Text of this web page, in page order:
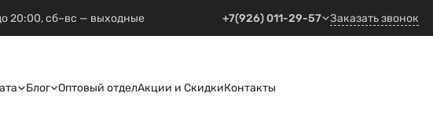
20:00, сб–вс — выходные +7(926) 011-29-57 Заказать звонок
Блог Оптовый отделАкции и СкидкиКонтакты